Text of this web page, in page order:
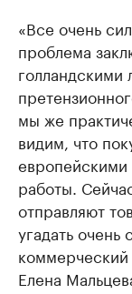
«Все очень
проблема
голландскими
мы же
видим, что
работы.
отправляют
угадать
коммерческий
Елена